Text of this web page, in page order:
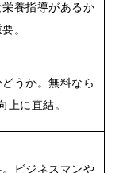
養指導があるか
。
うか。無料なら
上に直結。
ビジネスマンや